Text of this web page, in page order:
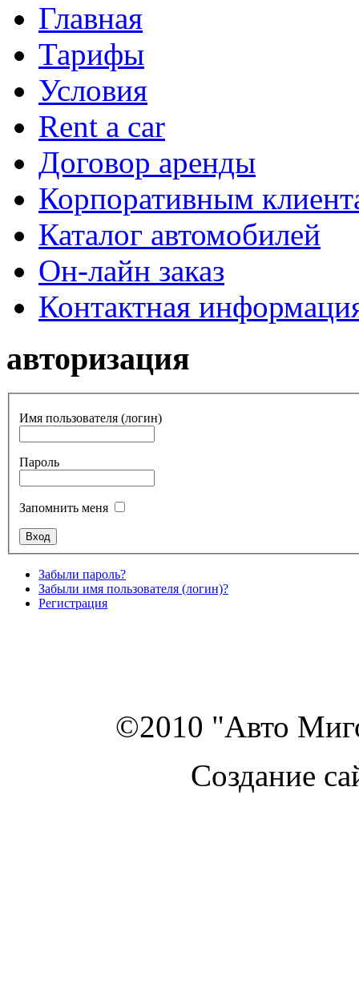
Главная
Тарифы
Условия
Rent a car
Договор аренды
Корпоративным
Каталог автомобилей
Он-лайн заказ
Контактная
авторизация
Имя пользователя (логин)
Пароль
Запомнить меня
Забыли пароль?
Забыли имя пользователя (логин)?
Регистрация
©2010 "Авто
Создание